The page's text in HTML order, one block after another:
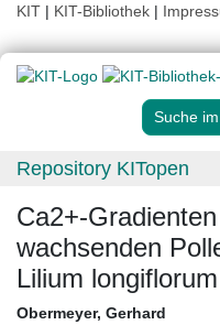
KIT | KIT-Bibliothek |
Suche
Repository KITopen
Ca2+-
wachsenden
Lilium longiflorum
Obermeyer, Gerhard